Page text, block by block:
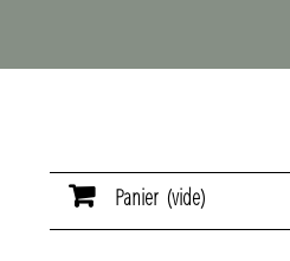
Panier (vide)